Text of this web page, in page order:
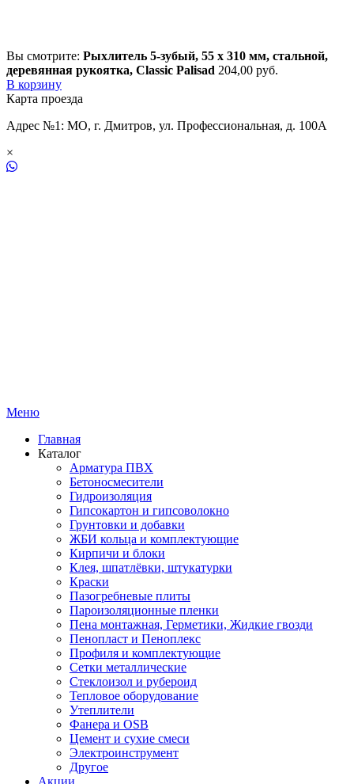
Вы смотрите: Рыхлитель 5-зубый, 55 х 310 мм, стальной,
деревянная рукоятка, Classic Palisad 204,00 руб.
В корзину
Карта проезда
Адрес №1: МО, г. Дмитров, ул. Профессиональная, д. 100А
×
Меню
Главная
Каталог
Арматура ПВХ
Бетоносмесители
Гидроизоляция
Гипсокартон и гипсоволокно
Грунтовки и добавки
ЖБИ кольца и комплектующие
Кирпичи и блоки
Клея, шпатлёвки, штукатурки
Краски
Пазогребневые плиты
Пароизоляционные пленки
Пена монтажная, Герметики, Жидкие гвозди
Пенопласт и Пеноплекс
Профиля и комплектующие
Сетки металлические
Стеклоизол и рубероид
Тепловое оборудование
Утеплители
Фанера и OSB
Цемент и сухие смеси
Электроинструмент
Другое
Акции